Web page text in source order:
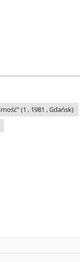
(1 , 1981 , Gdańsk)